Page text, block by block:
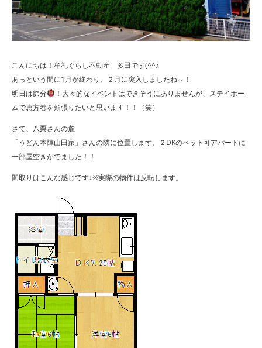
こんにちは！牟礼ぐらし不動産 多田です(^^♪
あっという間に1月が終わり、２月に突入しましたね～！
明日は節分
！大々的なイベントはできそうにありませんが、ステイホー
ムで恵方巻を頬張りたいと思います！！（笑）
さて、八栗さんの麓
「うどん本陣山田家」さんの隣に位置します、２DKのペット可アパートに
一部屋空きがでました！！
間取りはこんな感じです↓※実際の物件は反転します。